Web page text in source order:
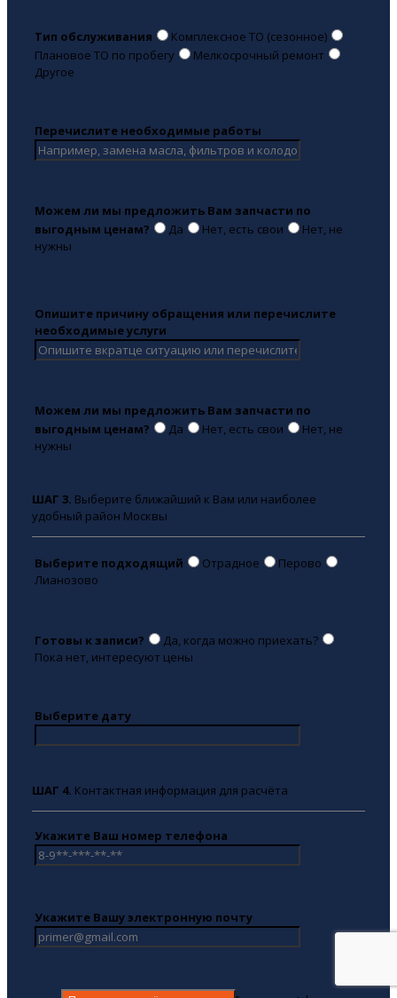
Тип обслуживания
Комплексное ТО (сезонное)
Плановое ТО по пробегу
Мелкосрочный ремонт
Другое
Перечислите необходимые работы
Можем ли мы предложить Вам запчасти по
выгодным ценам?
Да Нет, есть свои
Нет, не
нужны
Опишите причину обращения или перечислите
необходимые услуги
Можем ли мы предложить Вам запчасти по
выгодным ценам?
Да Нет, есть свои
Нет, не
нужны
ШАГ 3. Выберите ближайший к Вам или наиболее
удобный район Москвы
Выберите подходящий Отрадное
Перово
Лианозово
Готовы к записи?
Да, когда можно приехать?
Пока нет, интересуют цены
Выберите дату
ШАГ 4. Контактная информация для расчёта
Укажите Ваш номер телефона
Укажите Вашу электронную почту